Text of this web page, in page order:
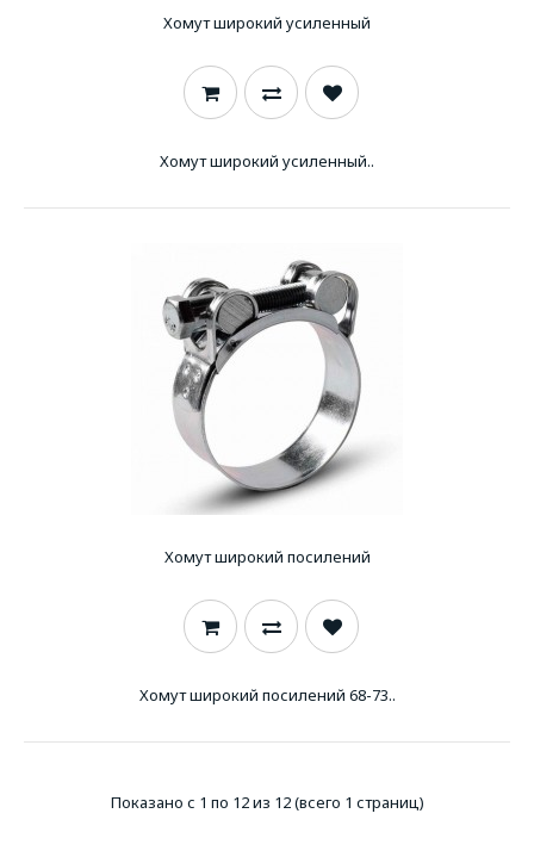
Хомут широкий усиленный
Хомут широкий усиленный..
Хомут широкий посилений
Хомут широкий посилений 68-73..
Показано с 1 по 12 из 12 (всего 1 страниц)